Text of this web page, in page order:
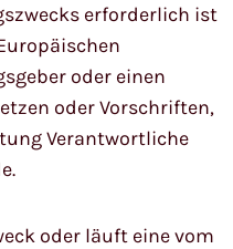
erforderlich ist
oder einen
oder Vorschriften,
Verantwortliche
oder läuft eine vom